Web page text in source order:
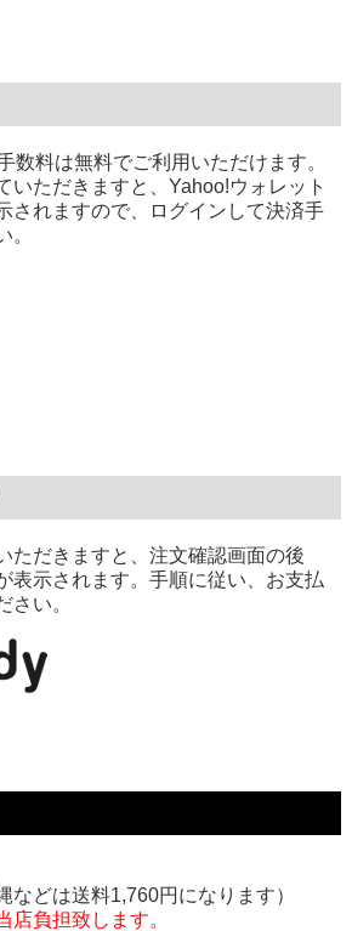
数料は無料でご利用いただけます。
いただきますと、Yahoo!ウォレット
されますので、ログインして決済手
。
ただきますと、注文確認画面の後
表示されます。手順に従い、お支払
さい。
などは送料1,760円になります）
店負担致します。